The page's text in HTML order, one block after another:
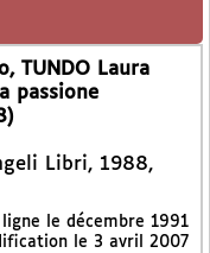
TUNDO Laura
passione
Libri, 1988,
le décembre 1991
le 3 avril 2007